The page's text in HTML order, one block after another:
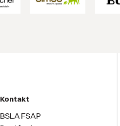
Kontakt
BSLA FSAP